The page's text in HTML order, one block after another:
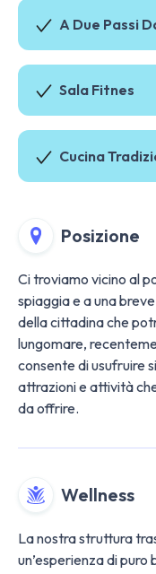
A Due Passi
Sala Fitnes
Cucina
Posizione
Ci troviamo vicino al
spiaggia e a una
della cittadina che
lungomare,
consente di usufruire
attrazioni e attività
da offrire​​.
Wellness
La nostra struttura
un’esperienza di puro